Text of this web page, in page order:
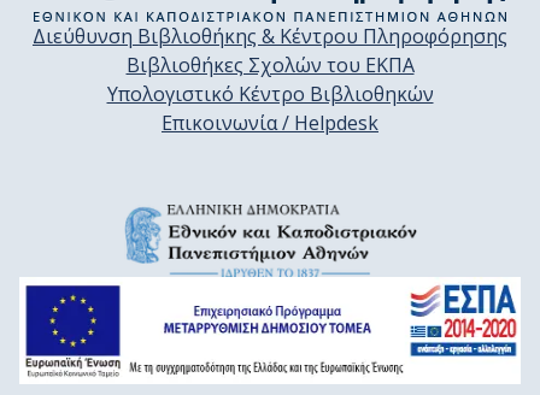
Διεύθυνση Βιβλιοθήκης & Κέντρου Πληροφόρησης
Βιβλιοθήκες Σχολών του ΕΚΠΑ
Υπολογιστικό Κέντρο Βιβλιοθηκών
Επικοινωνία / Helpdesk